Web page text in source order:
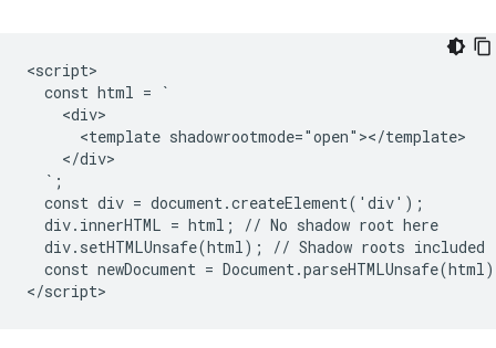
<script>
  const html = `
    <div>
      <template shadowrootmode="open"></template>
    </div>
  `;
  const div = document.createElement('div');
  div.innerHTML = html; // No shadow root here
  div.setHTMLUnsafe(html); // Shadow roots included
const newDocument =